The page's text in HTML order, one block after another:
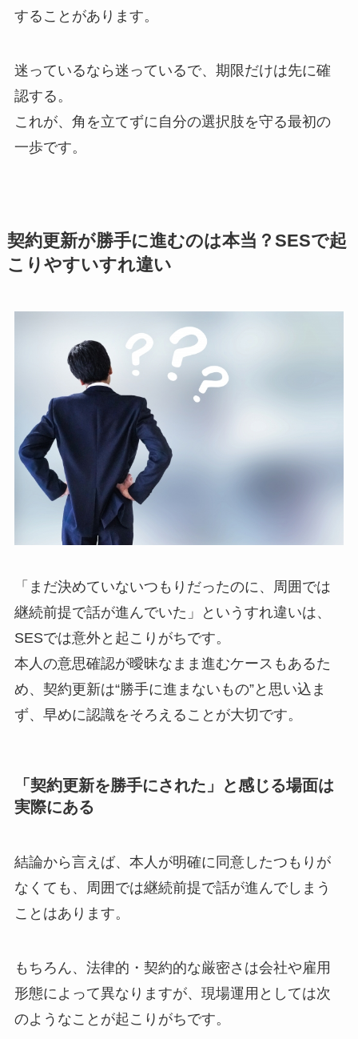
することがあります。
迷っているなら迷っているで、期限だけは先に確
認する。
これが、角を立てずに自分の選択肢を守る最初の
一歩です。
契約更新が勝手に進むのは本当？SESで起
こりやすいすれ違い
「まだ決めていないつもりだったのに、周囲では
継続前提で話が進んでいた」というすれ違いは、
SESでは意外と起こりがちです。
本人の意思確認が曖昧なまま進むケースもあるた
め、契約更新は“勝手に進まないもの”と思い込ま
ず、早めに認識をそろえることが大切です。
「契約更新を勝手にされた」と感じる場面は
実際にある
結論から言えば、本人が明確に同意したつもりが
なくても、周囲では継続前提で話が進んでしまう
ことはあります。
もちろん、法律的・契約的な厳密さは会社や雇用
形態によって異なりますが、現場運用としては次
のようなことが起こりがちです。